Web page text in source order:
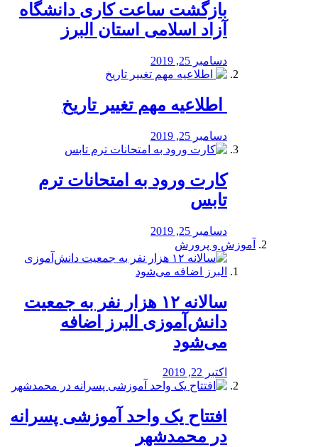
بازگشت ساعت کاری دانشگاه
آزاد اسلامی استان البرز
دسامبر 25, 2019
️ اطلاعیه مهم تغییر تاریخ
دسامبر 25, 2019
کارت ورود به امتحانات ترم
تابس
دسامبر 25, 2019
آموزش و پرورش
️سالانه ۱۲ هزار نفر به جمعیت
دانش‌آموزی البرز اضافه
می‌شود
اکتبر 22, 2019
افتتاح یک واحد آموزشی پسرانه
در محمدشهر